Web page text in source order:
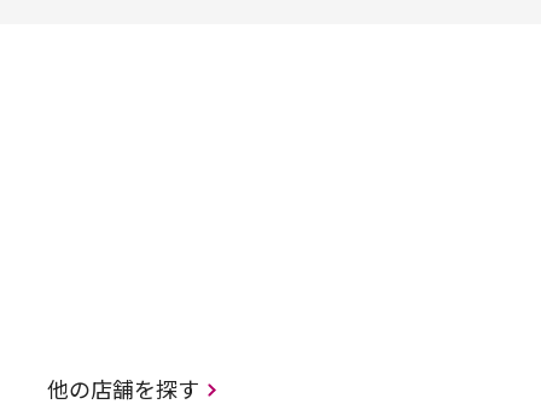
他の店舗を探す